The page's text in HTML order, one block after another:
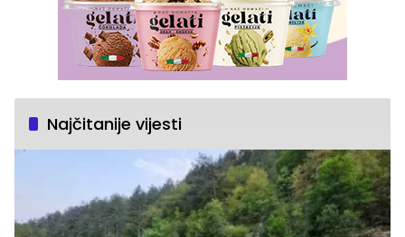
Najčitanije vijesti